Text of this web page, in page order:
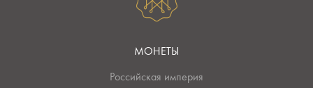
МОНЕТЫ
Российская империя